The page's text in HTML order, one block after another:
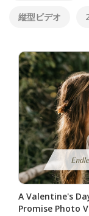
縦型ビデオ
A Valentine's
Promise Photo